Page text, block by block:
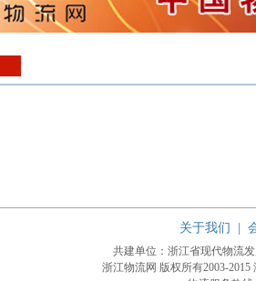
关于我们
共建单位：浙江省现代物流
浙江物流网 版权所有2003-2015